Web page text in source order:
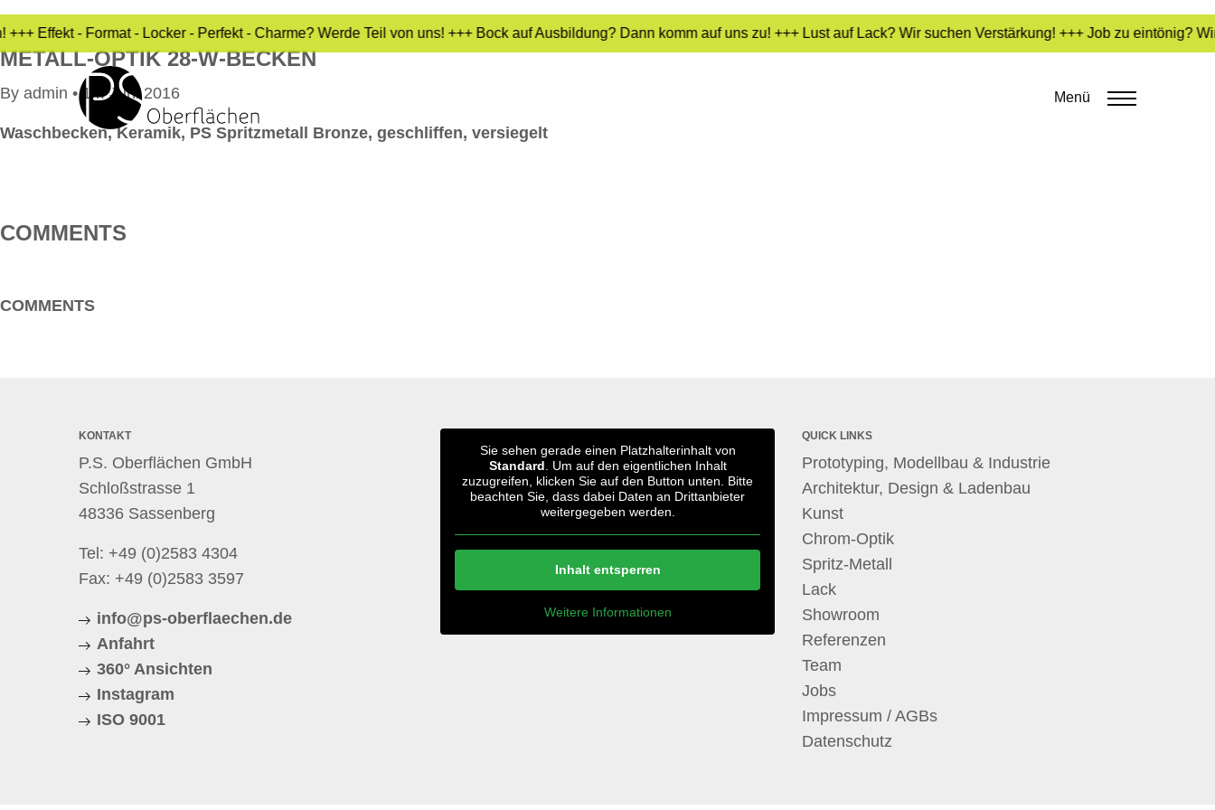
Effekt - Format - Locker - Perfekt - Charme? Werde Teil von uns! +++ Bock auf Ausbildung? Dann komm auf uns zu! +++ Lust auf Lack? Wir suchen Verstärkung! +++ Job zu eintönig?
Menü
METALL-OPTIK 28-W-BECKEN
By admin •14. Juni 2016
Waschbecken, Keramik, PS Spritzmetall Bronze, geschliffen, versiegelt
COMMENTS
COMMENTS
KONTAKT
P.S. Oberflächen GmbH
Schloßstrasse 1
48336 Sassenberg
Tel: +49 (0)2583 4304
Fax: +49 (0)2583 3597
info@ps-oberflaechen.de
Anfahrt
360° Ansichten
Instagram
ISO 9001
Sie sehen gerade einen Platzhalterinhalt von
Standard . Um auf den eigentlichen Inhalt
zuzugreifen, klicken Sie auf den Button unten. Bitte
beachten Sie, dass dabei Daten an Drittanbieter
weitergegeben werden.
Inhalt entsperren
Weitere Informationen
QUICK LINKS
Prototyping, Modellbau & Industrie
Architektur, Design & Ladenbau
Kunst
Chrom-Optik
Spritz-Metall
Lack
Showroom
Referenzen
Team
Jobs
Impressum / AGBs
Datenschutz